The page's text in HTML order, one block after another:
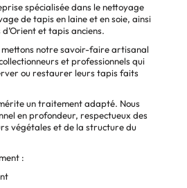
spécialisée dans le nettoyage
de tapis en laine et en soie, ainsi
et tapis anciens.
mettons notre savoir-faire artisanal
et professionnels qui
ou restaurer leurs tapis faits
un traitement adapté. Nous
en profondeur, respectueux des
végétales et de la structure du
: